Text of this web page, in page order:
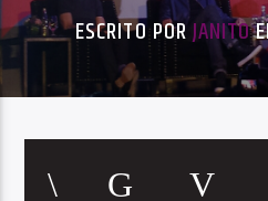
ESCRITO PORJANITO